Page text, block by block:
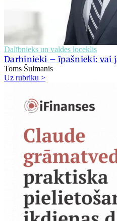
Dalībnieks un valdes loceklis
Darbinieki – īpašnieki: vai
Toms Šulmanis
Uz rubriku >